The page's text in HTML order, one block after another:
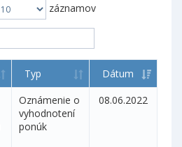
záznamov
Typ
Dátum
Oznámenie o
vyhodnotení
ponúk
08.06.2022